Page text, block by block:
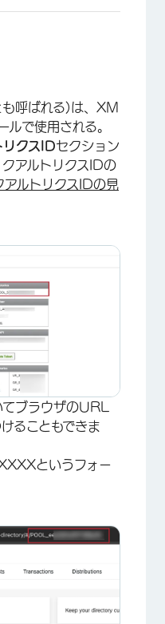
ばれる)は、XM
で使用される。
リクスIDセクション
アルトリクスIDの
アルトリクスIDの見
ブラウザのURL
ることもできま
というフォー